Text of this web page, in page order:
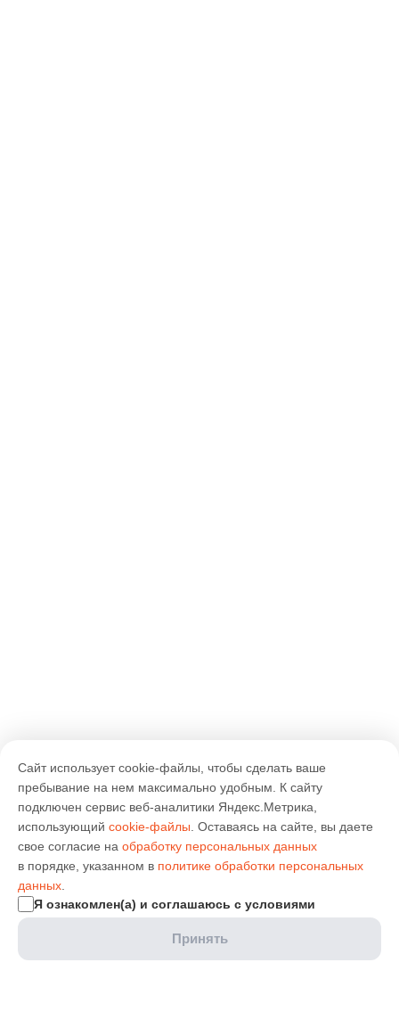
Сайт использует cookie-файлы, чтобы сделать ваше
пребывание на нем максимально удобным. К cайту
подключен сервис веб-аналитики Яндекс.Метрика,
использующий cookie-файлы . Оставаясь на сайте, вы даете
свое согласие на обработку персональных данных
в порядке, указанном в политике обработки персональных
данных
Я ознакомлен(а) и соглашаюсь с условиями
Принять